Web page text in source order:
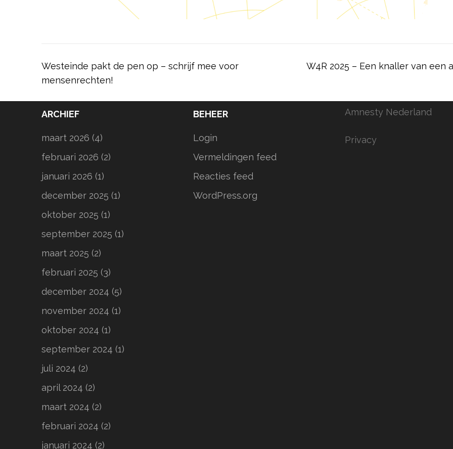
Bericht
navigatie
Westeinde pakt de pen op – schrijf mee voor
mensenrechten!
W4R 2025 – Een knaller van een
ARCHIEF
maart 2026 (4)
februari 2026 (2)
januari 2026 (1)
december 2025 (1)
oktober 2025 (1)
september 2025 (1)
maart 2025 (2)
februari 2025 (3)
december 2024 (5)
november 2024 (1)
oktober 2024 (1)
september 2024 (1)
juli 2024 (2)
april 2024 (2)
maart 2024 (2)
februari 2024 (2)
januari 2024 (2)
BEHEER
Login
Vermeldingen feed
Reacties feed
WordPress.org
Amnesty Nederland
Privacy